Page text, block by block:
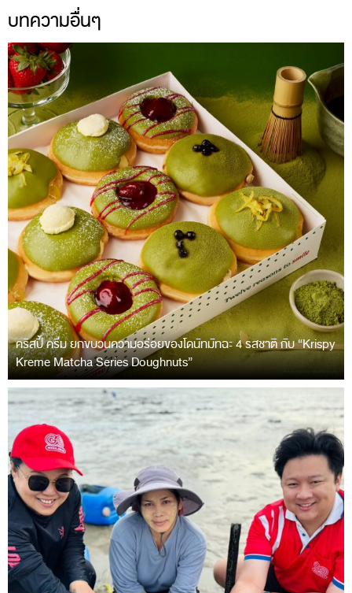
บทความอื่นๆ
คริสปี้ ครีม ยกขบวนความอร่อยของโดนัทมัทฉะ 4 รสชาติ กับ “Krispy
Kreme Matcha Series Doughnuts”